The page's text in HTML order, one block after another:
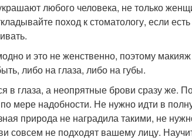
любого человека, не только
поход к стоматологу, если
и это не женственно, поэтому
либо на глаза, либо на губы.
в глаза, а неопрятные брови сразу же.
мере надобности. Не нужно идти в
природа не наградила такими, не
совсем не подходят вашему лицу.